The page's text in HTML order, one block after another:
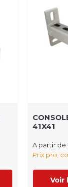
41X41
A partir de
Prix pro,
Voir